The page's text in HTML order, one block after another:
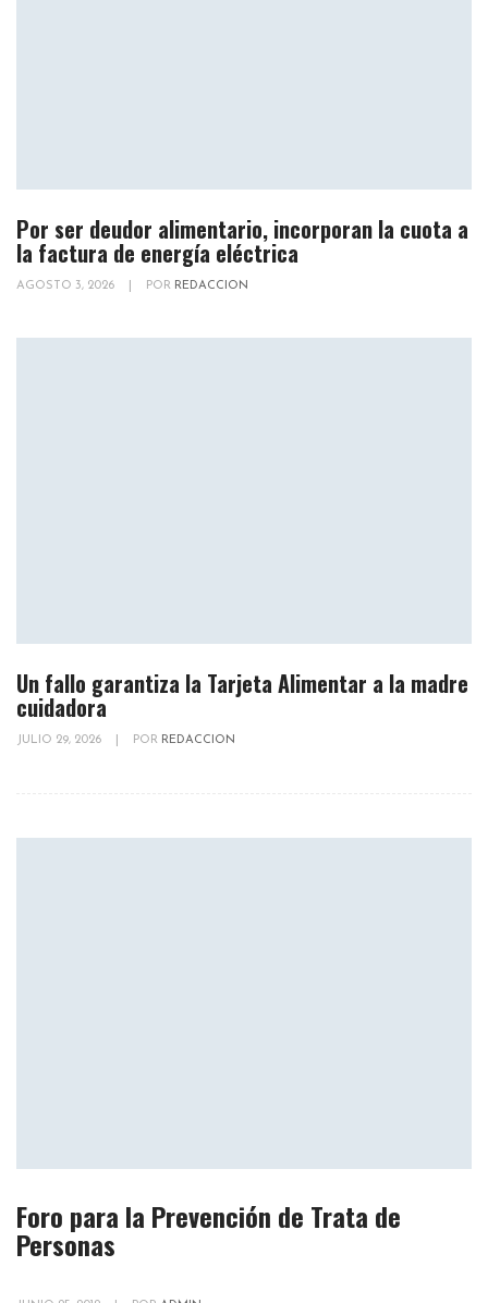
Por ser deudor alimentario, incorporan la cuota a
la factura de energía eléctrica
AGOSTO 3, 2026 POR REDACCION
Un fallo garantiza la Tarjeta Alimentar a la madre
cuidadora
JULIO 29, 2026 POR REDACCION
Foro para la Prevención de Trata de
Personas